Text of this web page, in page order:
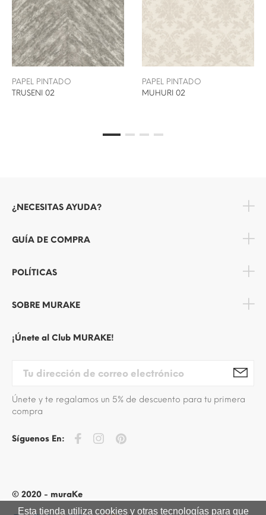
PAPEL PINTADO
TRUSENI 02
PAPEL PINTADO
MUHURI 02
¿NECESITAS AYUDA?
GUÍA DE COMPRA
POLÍTICAS
SOBRE MURAKE
¡Únete al Club MURAKE!
Únete y te regalamos un 5% de descuento para tu primera
compra
Síguenos En:
© 2020 - muraKe
Esta tienda utiliza cookies y otras tecnologías para que